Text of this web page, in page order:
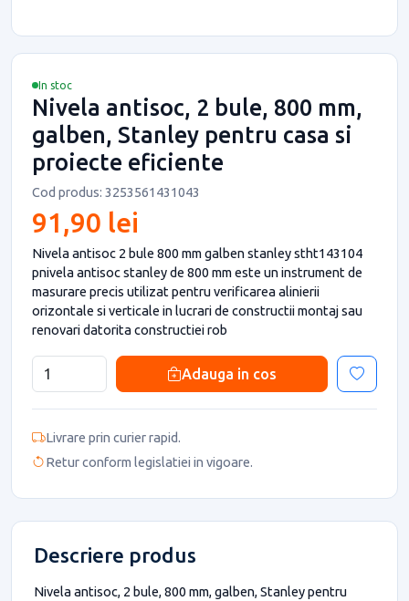
In stoc
Nivela antisoc, 2 bule, 800 mm,
galben, Stanley pentru casa si
proiecte eficiente
Cod produs: 3253561431043
91,90 lei
Nivela antisoc 2 bule 800 mm galben stanley stht143104
pnivela antisoc stanley de 800 mm este un instrument de
masurare precis utilizat pentru verificarea alinierii
orizontale si verticale in lucrari de constructii montaj sau
renovari datorita constructiei rob
Adauga in cos
Livrare prin curier rapid.
Retur conform legislatiei in vigoare.
Descriere produs
Nivela antisoc, 2 bule, 800 mm, galben, Stanley pentru